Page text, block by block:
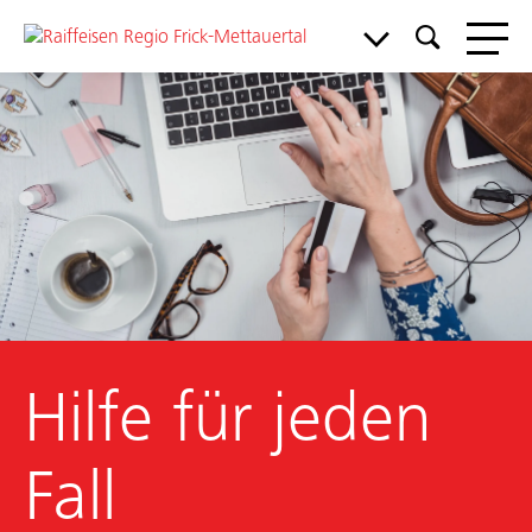
Meine Bank
Service & Support
Aktuelles & Angebote
Hilfe für jeden
Fall